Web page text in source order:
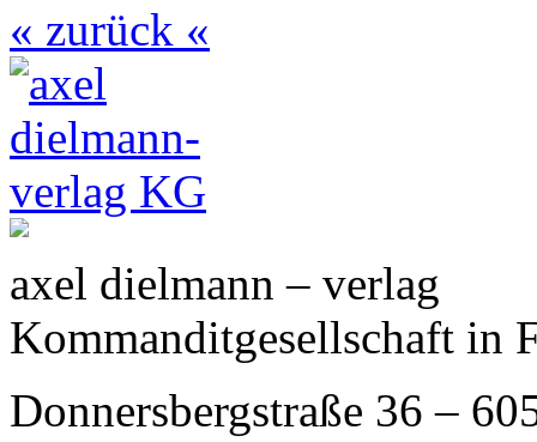
« zurück «
axel dielmann – verlag
Kommanditgesellschaft in
Donnersbergstraße 36 –